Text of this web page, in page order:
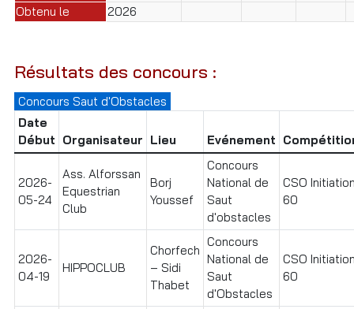
Obtenu le
2026
Résultats des concours :
Concours Saut d'Obstacles
Date
Début Organisateur Lieu Evénement
2026-
05-24
Ass. Alforssan
Equestrian
Club
Borj
Youssef
Concours
National de
Saut
d'obstacles
CSO
60
2026-
04-19
HIPPOCLUB
Chorfech
– Sidi
Thabet
Concours
National de
Saut
d'Obstacles
CSO
60